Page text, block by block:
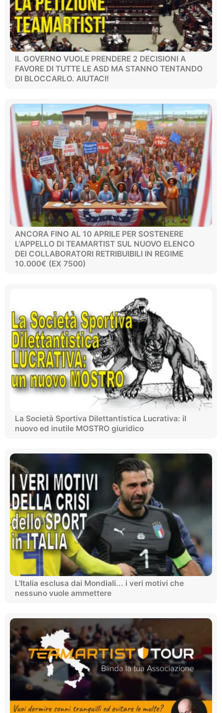
IL GOVERNO VUOLE PRENDERE 2 DECISIONI A
FAVORE DI TUTTE LE ASD MA STANNO TENTANDO
DI BLOCCARLO. AIUTACI!
ANCORA FINO AL 10 APRILE PER SOSTENERE
L'APPELLO DI TEAMARTIST SUL NUOVO ELENCO
DEI COLLABORATORI RETRIBUIBILI IN REGIME
10.000€ (EX 7500)
La Società Sportiva Dilettantistica Lucrativa: il
nuovo ed inutile MOSTRO giuridico
L'Italia esclusa dai Mondiali... i veri motivi che
nessuno vuole ammettere